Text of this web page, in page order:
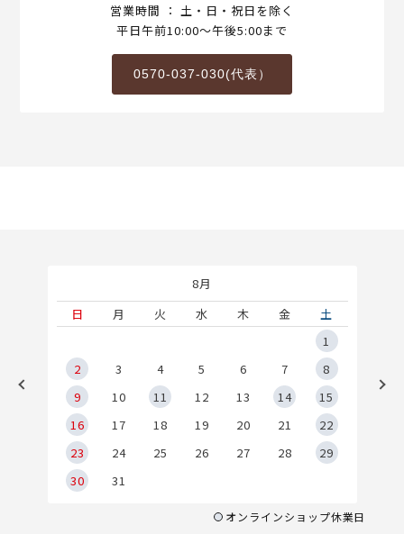
営業時間 ： 土・日・祝日を除く
平日午前10:00～午後5:00まで
0570-037-030(代表）
8月
日
月 火 水 木 金
土
1
2
3 4 5 6 7
8
9
10 11 12 13 14
15
16
17 18 19 20 21
22
23
24 25 26 27 28
29
30
31
オンラインショップ休業日